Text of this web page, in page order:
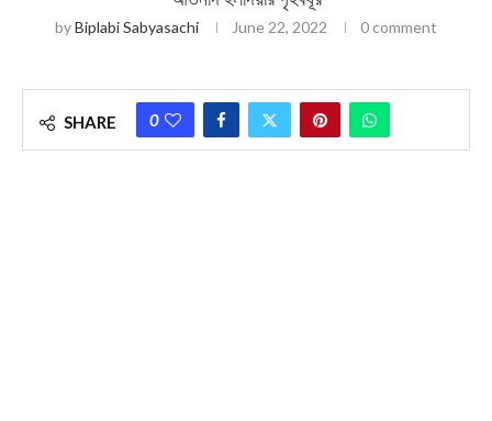
byBiplabi Sabyasachi June 22, 2022 0 comment
SHARE 0